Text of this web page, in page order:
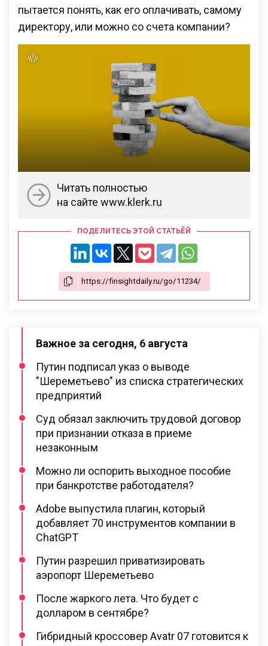
пытается понять, как его оплачивать, самому
директору, или можно со счета компании?
Читать полностью
на сайте www.klerk.ru
ПОДЕЛИТЕСЬ ЭТОЙ СТАТЬЁЙ
Важное за сегодня, 6 августа
Путин подписал указ о выводе
"Шереметьево" из списка стратегических
предприятий
Суд обязал заключить трудовой договор
при признании отказа в приеме
незаконным
Можно ли оспорить выходное пособие
при банкротстве работодателя?
Adobe выпустила плагин, который
добавляет 70 инструментов компании в
ChatGPT
Путин разрешил приватизировать
аэропорт Шереметьево
После жаркого лета. Что будет с
долларом в сентябре?
Гибридный кроссовер Avatr 07 готовится к